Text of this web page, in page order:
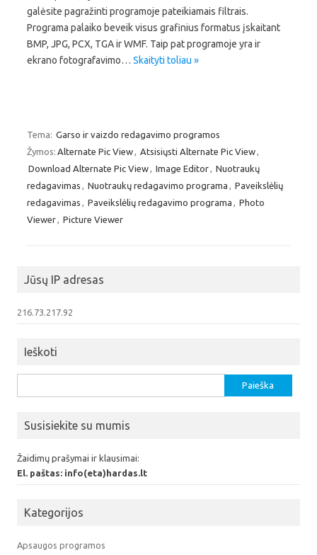
galėsite pagražinti programoje pateikiamais filtrais.
Programa palaiko beveik visus grafinius formatus įskaitant
BMP, JPG, PCX, TGA ir WMF. Taip pat programoje yra ir
ekrano fotografavimo… Skaityti toliau »
Tema: Garso ir vaizdo redagavimo programos
Žymos: Alternate Pic View Atsisiųsti Alternate Pic View
Download Alternate Pic View
Image Editor
Nuotraukų
redagavimas
Nuotraukų redagavimo programa
Paveikslėlių
redagavimas
Paveikslėlių redagavimo programa
Photo
Viewer
Picture Viewer
Jūsų IP adresas
216.73.217.92
Ieškoti
Susisiekite su mumis
Žaidimų prašymai ir klausimai:
El. paštas: info(eta)hardas.lt
Kategorijos
Apsaugos programos